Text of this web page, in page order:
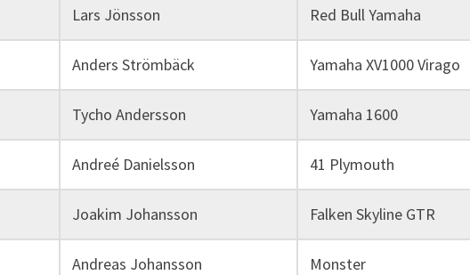
Lars Jönsson Red Bull Yamaha
Anders Strömbäck Yamaha XV1000 Virago
Tycho Andersson Yamaha 1600
Andreé Danielsson 41 Plymouth
Joakim Johansson Falken Skyline GTR
Andreas Johansson Monster